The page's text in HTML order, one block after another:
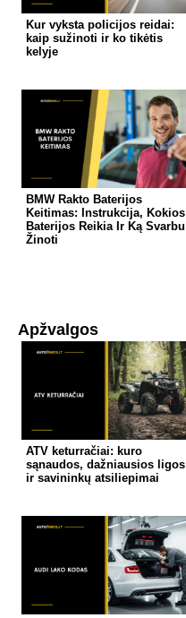
Kur vyksta policijos reidai:
kaip sužinoti ir ko tikėtis
kelyje
BMW Rakto Baterijos
Keitimas: Instrukcija, Kokios
Baterijos Reikia Ir Ką Svarbu
Žinoti
Apžvalgos
ATV keturračiai: kuro
sąnaudos, dažniausios ligos
ir savininkų atsiliepimai